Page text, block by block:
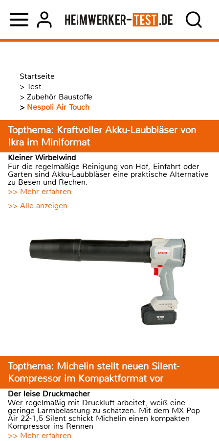
Startseite
> Test
> Zubehör Baustoffe
> Nespoli Air Touch
Topthema: Kraftvoller Akku-Laubbläser von
Ikra im Miniformat
Kleiner Wirbelwind
Für die regelmäßige Reinigung von Hof, Einfahrt oder
Garten sind Akku-Laubbläser eine praktische Alternative
zu Besen und Rechen.
>> Mehr erfahren
>> Alle anzeigen
Topthema: Michelin stellt neuen Silent-
Kompressor im Kompaktformat vor
Der leise Druckmacher
Wer regelmäßig mit Druckluft arbeitet, weiß eine
geringe Lärmbelastung zu schätzen. Mit dem MX Pop
Air 22-1,5 Silent schickt Michelin einen kompakten
Kompressor ins Rennen
>> Mehr erfahren